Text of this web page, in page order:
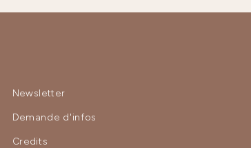
Newsletter
Demande d'infos
Credits